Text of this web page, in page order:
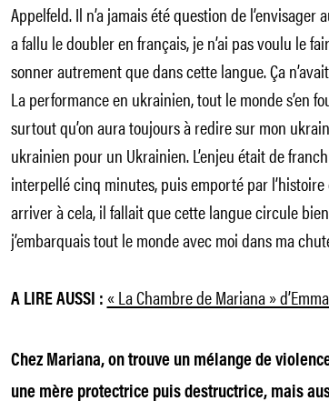
Appelfeld. Il n’a jamais été question de l’envisager
a fallu le doubler en français, je n’ai pas voulu le
sonner autrement que dans cette langue. Ça
La performance en ukrainien, tout le monde s’en
surtout qu’on aura toujours à redire sur mon
ukrainien pour un Ukrainien. L’enjeu était de
interpellé cinq minutes, puis emporté par
arriver à cela, il fallait que cette langue circule
j’embarquais tout le monde avec moi dans ma
A LIRE AUSSI : « La Chambre de Mariana »
Chez Mariana, on trouve un mélange de
une mère protectrice puis destructrice, mais